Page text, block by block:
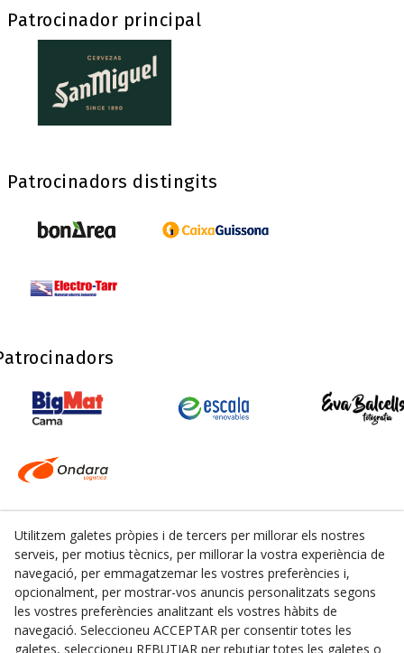
Patrocinador principal
Patrocinadors distingits
Segueix-nos
Utilitzem galetes pròpies i de tercers per millorar els nostres
serveis, per motius tècnics, per millorar la vostra experiència de
navegació, per emmagatzemar les vostres preferències i,
opcionalment, per mostrar-vos anuncis personalitzats segons
les vostres preferències analitzant els vostres hàbits de
navegació. Seleccioneu ACCEPTAR per consentir totes les
galetes, seleccioneu REBUTJAR per rebutjar totes les galetes o